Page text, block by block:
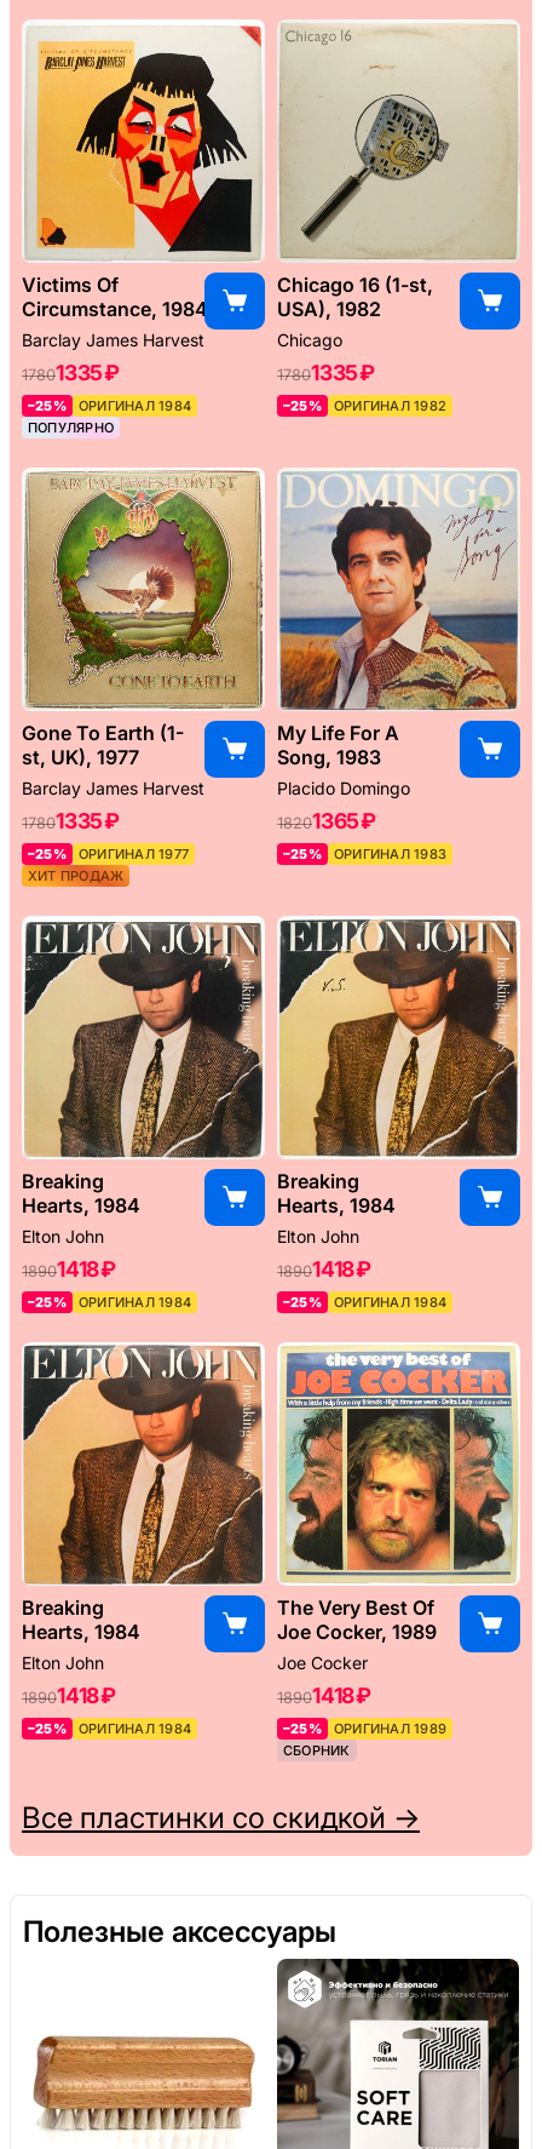
Victims Of
Circumstance, 1984
Barclay James Harvest
17801335 ₽
–25%
ОРИГИНАЛ 1984
ПОПУЛЯРНО
Chicago 16 (1-st,
USA), 1982
Chicago
17801335 ₽
–25% ОРИГИНАЛ 1982
Gone To Earth (1-
st, UK), 1977
Barclay James Harvest
17801335 ₽
–25%
ОРИГИНАЛ 1977
ХИТ ПРОДАЖ
My Life For A
Song, 1983
Placido Domingo
18201365 ₽
–25% ОРИГИНАЛ 1983
Breaking
Hearts, 1984
Elton John
18901418 ₽
–25% ОРИГИНАЛ 1984
Breaking
Hearts, 1984
Elton John
18901418 ₽
–25% ОРИГИНАЛ 1984
Breaking
Hearts, 1984
Elton John
18901418 ₽
–25% ОРИГИНАЛ 1984
The Very Best Of
Joe Cocker, 1989
Joe Cocker
18901418 ₽
–25%
ОРИГИНАЛ 1989
СБОРНИК
Все пластинки со скидкой →
Полезные аксессуары